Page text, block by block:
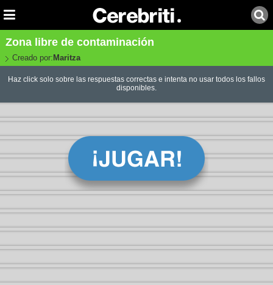
Zona libre de contaminación
Creado por: Maritza
Haz click solo sobre las respuestas correctas e intenta no usar todos los fallos
disponibles.